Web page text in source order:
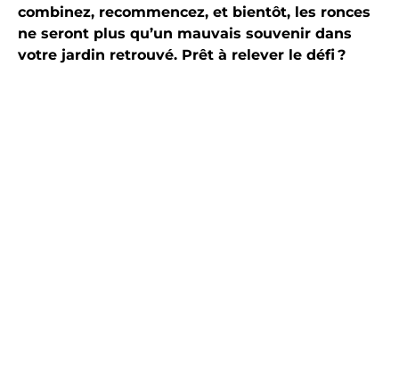
combinez, recommencez, et bientôt, les ronces
ne seront plus qu’un mauvais souvenir dans
votre jardin retrouvé. Prêt à relever le défi ?